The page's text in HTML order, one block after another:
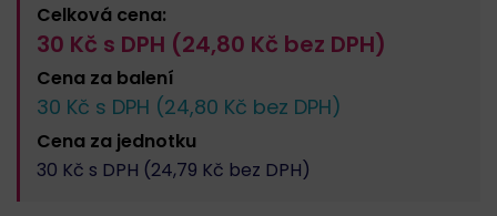
Celková cena:
30 Kč s DPH (24,80 Kč bez DPH)
Cena za balení
30 Kč s DPH (24,80 Kč bez DPH)
Cena za jednotku
30 Kč s DPH (24,79 Kč bez DPH)